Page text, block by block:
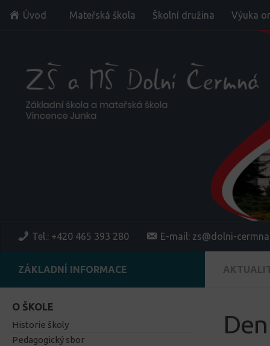
Skip to content
Úvod Mateřská škola Školní družina Výuka
Tel.: +420 465 393 280 E-mail: zs@dolni-
ZÁKLADNÍ INFORMACE
O ŠKOLE
Historie školy
Pedagogický sbor